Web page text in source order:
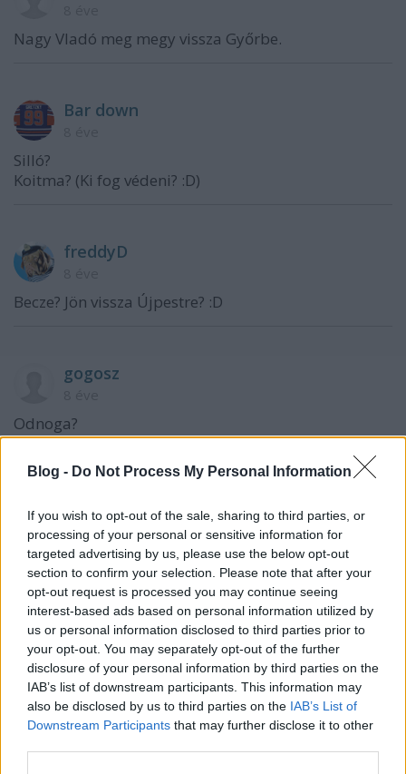
Blog - Do Not Process My Personal Information
If you wish to opt-out of the sale, sharing to third parties, or
processing of your personal or sensitive information for
targeted advertising by us, please use the below opt-out
section to confirm your selection. Please note that after your
opt-out request is processed you may continue seeing
interest-based ads based on personal information utilized by
us or personal information disclosed to third parties prior to
your opt-out. You may separately opt-out of the further
disclosure of your personal information by third parties on the
IAB’s list of downstream participants. This information may
also be disclosed by us to third parties on the IAB’s List of
Downstream Participants that may further disclose it to other
Nagy Vladó meg megy vissza Győrbe.
Bar down
Silló?
Koitma? (Ki fog védeni? :D)
freddyD
Becze? Jön vissza Újpestre? :D
gogosz
Odnoga?
8 éve
@freddyD:
2400
8 éve
@freddyD: Fradiban még nem játszott :D
CsakÚjváros